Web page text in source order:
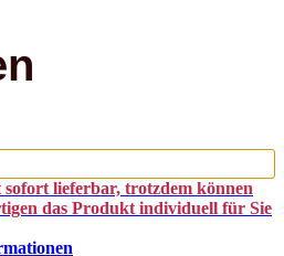
sofort lieferbar, trotzdem können
das Produkt individuell für Sie